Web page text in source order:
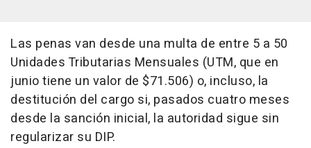
Las penas van desde una multa de entre 5 a 50
Unidades Tributarias Mensuales (UTM, que en
junio tiene un valor de $71.506) o, incluso, la
destitución del cargo si, pasados cuatro meses
desde la sanción inicial, la autoridad sigue sin
regularizar su DIP.